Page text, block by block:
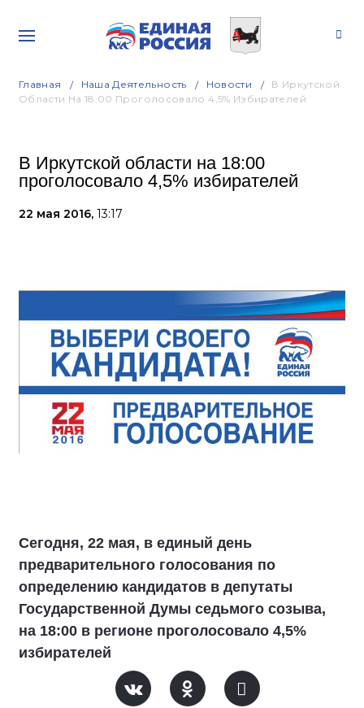
Главная Наша Деятельность Новости
В Иркутской
Области На 18:00 Проголосовало 4,5% Избирателей
В Иркутской области на 18:00
проголосовало 4,5% избирателей
22 мая 2016, 13:17
Сегодня, 22 мая, в единый день
предварительного голосования по
определению кандидатов в депутаты
Государственной Думы седьмого созыва,
на 18:00 в регионе проголосовало 4,5%
избирателей